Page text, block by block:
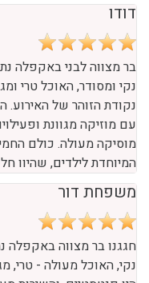
דודו
בר מצווה לבני באקפלה
נקי ומסודר, האוכל טרי
נקודת הזוהר של האירוע.
עם מוזיקה מגוונת
מוסיקה מעולה. כולם
המיוחדת לילדים, שהיוו
משפחת דור
חגגנו בר מצווה באקפלה
נקי, האוכל מעולה - טרי,